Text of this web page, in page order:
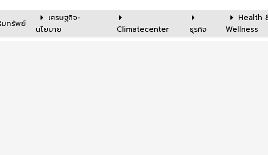
มทรัพย์
เศรษฐกิจ-
นโยบาย
Climatecenter ธุรกิจ
Health
Wellness